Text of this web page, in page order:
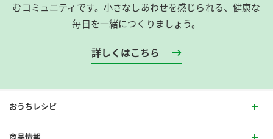
むコミュニティです。​小さなしあわせを感じられる、健康な
毎日を一緒につくりましょう。
詳しくはこちら
おうちレシピ
商品情報